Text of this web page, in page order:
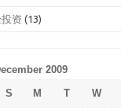
资 (13)
2009
S
M T W